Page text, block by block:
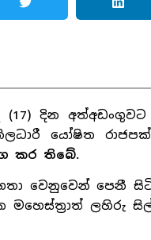
(17) දින
යෝෂිත
කර තිබේ.
වෙනුවෙන් පෙනී
ලහිරු